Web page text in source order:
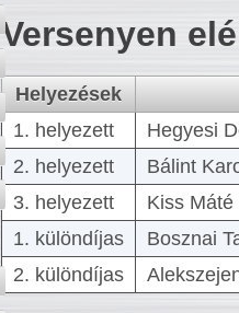
Versenyen
Helyezések
1. helyezett
Hegyesi
2. helyezett
Bálint
3. helyezett
Kiss
1. különdíjas
Bosznai
2. különdíjas